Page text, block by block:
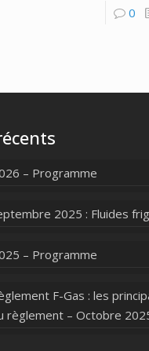
0
– Programme
2025 : Fluides
– Programme
F-Gas : les
règlement – Octobre